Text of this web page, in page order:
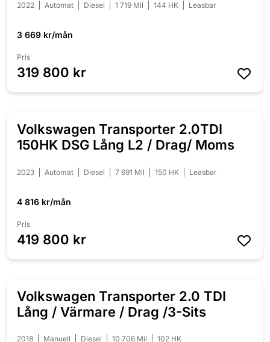
2022 Automat Diesel 1 719 Mil 144 HK Leasbar
3 669 kr/mån
Pris
319 800 kr
Volkswagen Transporter 2.0TDI
150HK DSG Lång L2 / Drag/ Moms
2023 Automat Diesel 7 691 Mil 150 HK Leasbar
4 816 kr/mån
Pris
419 800 kr
Volkswagen Transporter 2.0 TDI
Lång / Värmare / Drag /3-Sits
2018 Manuell Diesel 10 706 Mil 102 HK